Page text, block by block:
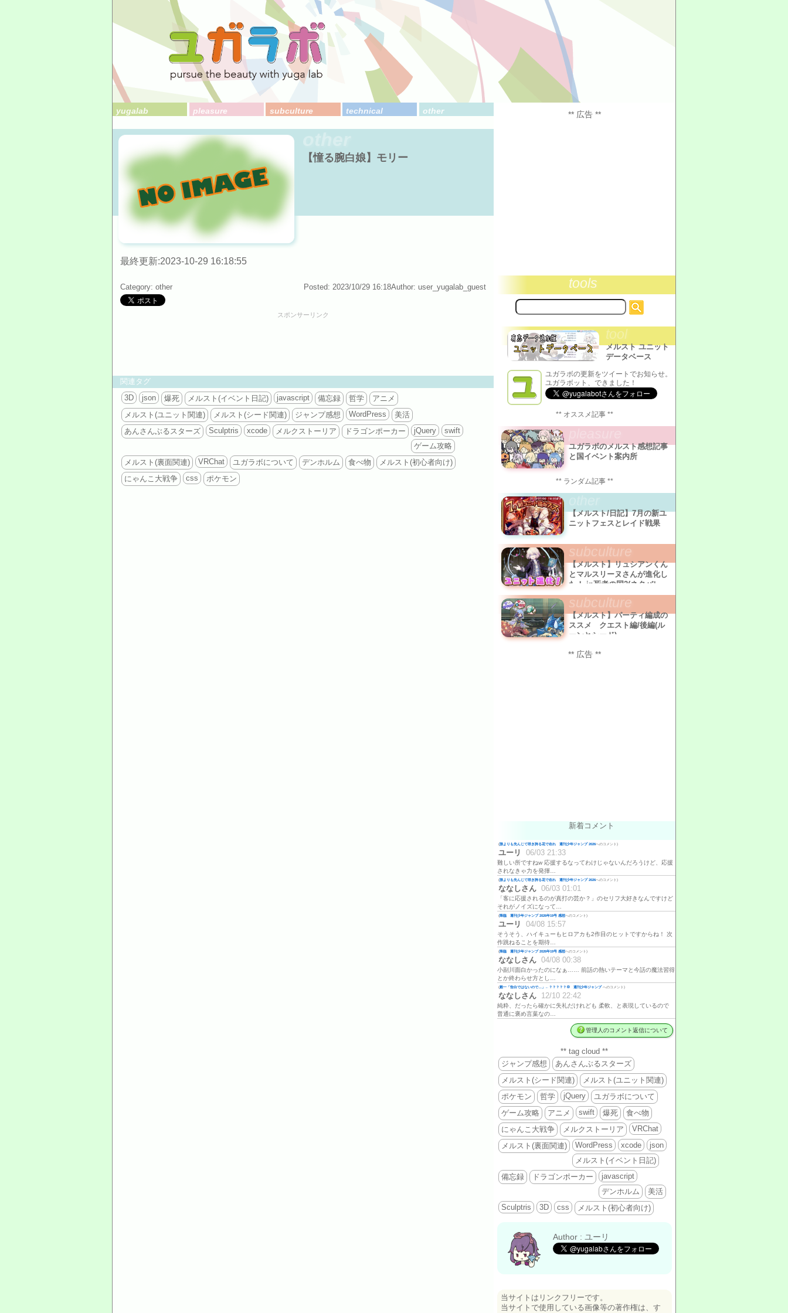
yugalab pleasure subculture technical other
【憧る腕白娘】モリー
最終更新:2023-10-29 16:18:55
Category: other Posted: 2023/10/29 16:18Author: user_yugalab_guest
スポンサーリンク
関連タグ
3D
json 爆死 メルスト(イベント日記) javascript 備忘録 哲学
アニメ
メルスト(ユニット関連)
メルスト(シード関連) ジャンプ感想 WordPress
美活
あんさんぶるスターズ
Sculptris xcode メルクストーリア ドラゴンポーカー jQuery
swift
ゲーム攻略
メルスト(裏面関連)
VRChat ユガラボについて デンホルム 食べ物
メルスト(初心者向け)
にゃんこ大戦争
css ポケモン
** 広告 **
tools
サ
イ
内
検
索:
tool
メルスト ユニット
データベース
ユガラボの更新をツイートでお知らせ。
ユガラボット、できました！
** オススメ記事 **
ユガラボのメルスト感想記事
と国イベント案内所
** ランダム記事 **
【メルスト/日記】7月の新ユ
ニットフェスとレイド戦果
subculture
【メルスト】リュシアンくん
とマルスリーヌさんが進化し
た！ in死者の国2(ネタバレ
有)
subculture
【メルスト】パーティ編成の
ススメ クエスト編/後編(ル
ーンとシード)
** 広告 **
新着コメント
(誰よりも先んじて咲き誇る花で在れ 週刊少年ジャンプ 2026へのコメント)
ユーリ 06/03 21:33
難しい所ですねw 応援するなってわけじゃないんだろうけど、応援
されなきゃ力を発揮…
(誰よりも先んじて咲き誇る花で在れ 週刊少年ジャンプ 2026へのコメント)
ななしさん 06/03 01:01
「客に応援されるのが真打の芸か？」のセリフ大好きなんですけど
それがノイズになって…
(降臨 週刊少年ジャンプ 2026年19号 感想へのコメント)
ユーリ 04/08 15:57
そうそう、ハイキューもヒロアカも2作目のヒットですからね！ 次
作跳ねることを期待…
(降臨 週刊少年ジャンプ 2026年19号 感想へのコメント)
ななしさん 04/08 00:38
小副川面白かったのになぁ…… 前話の熱いテーマと今話の魔法習得
とか終わらせ方とし…
(殿一「告白ではないので…」←？？？？？💢 週刊少年ジャンプへのコメント)
ななしさん 12/10 22:42
純粋、だったら確かに失礼だけれども 柔軟、と表現しているので
普通に褒め言葉なの…
管理人のコメント返信について
** tag cloud **
ジャンプ感想
あんさんぶるスターズ
メルスト(シード関連)
メルスト(ユニット関連)
ポケモン
哲学 jQuery
ユガラボについて
ゲーム攻略
アニメ swift 爆死
食べ物
にゃんこ大戦争
メルクストーリア
VRChat
メルスト(裏面関連)
WordPress xcode
json
メルスト(イベント日記)
備忘録
ドラゴンポーカー
javascript
デンホルム
美活
Sculptris
3D css メルスト(初心者向け)
Author : ユーリ
当サイトはリンクフリーです。
当サイトで使用している画像等の著作権は、す